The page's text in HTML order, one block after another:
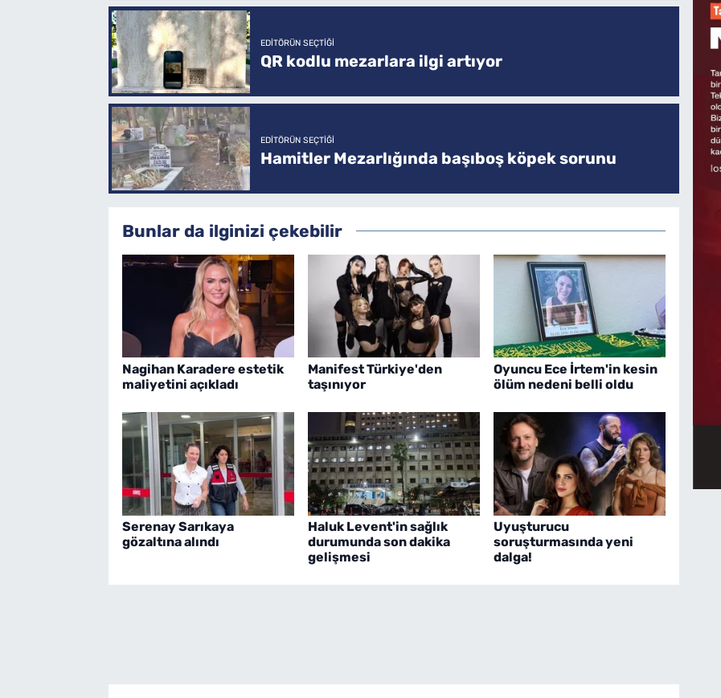
EDITÖRÜN SEÇTIĞI
QR kodlu mezarlara ilgi artıyor
EDITÖRÜN SEÇTIĞI
Hamitler Mezarlığında başıboş köpek sorunu
Bunlar da ilginizi çekebilir
Nagihan Karadere estetik
maliyetini açıkladı
Manifest Türkiye'den
taşınıyor
Oyuncu Ece İrtem'in kesin
ölüm nedeni belli oldu
Serenay Sarıkaya
gözaltına alındı
Haluk Levent'in sağlık
durumunda son dakika
gelişmesi
Uyuşturucu
soruşturmasında yeni
dalga!